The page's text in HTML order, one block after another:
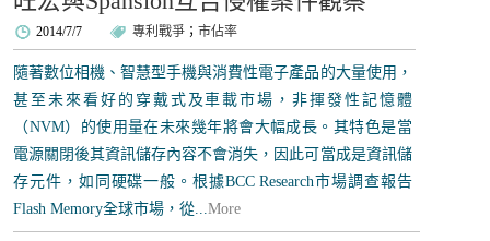
2014/7/7 專利戰爭 ；市佔率
隨著數位相機、智慧型手機與消費性電子產品的大量使用，
甚至未來看好的穿戴式及車載市場，非揮發性記憶體
（NVM）的使用量在未來幾年將會大幅成長。其特色是當
電源關閉後其資訊儲存內容不會消失，因此可當成是資訊儲
存元件，如同硬碟一般。根據BCC Research市場調查報告
Flash Memory全球市場，從...More